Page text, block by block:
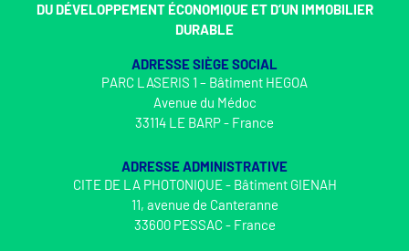
DU DÉVELOPPEMENT ÉCONOMIQUE ET D’UN IMMOBILIER
DURABLE
ADRESSE SIÈGE SOCIAL
PARC LASERIS 1 – Bâtiment HEGOA
Avenue du Médoc
33114 LE BARP - France
ADRESSE ADMINISTRATIVE
CITE DE LA PHOTONIQUE - Bâtiment GIENAH
11, avenue de Canteranne
33600 PESSAC - France